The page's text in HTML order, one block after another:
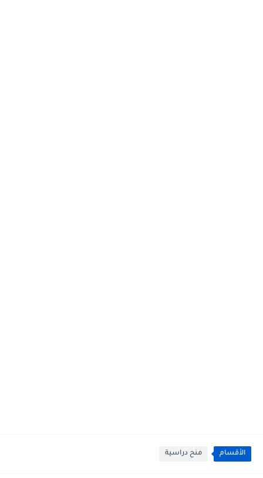
الأقسام منح دراسية